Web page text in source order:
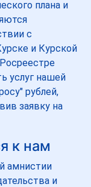
плана и
с
и Курской
услуг нашей
рублей,
заявку на
к нам
амнистии
и